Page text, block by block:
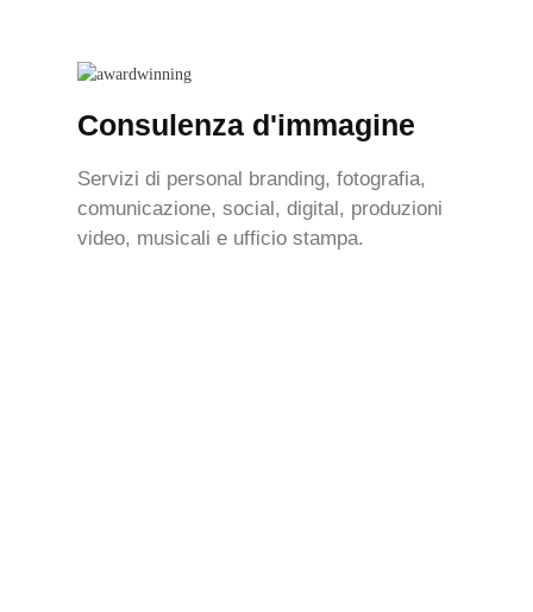
Consulenza d'immagine
Servizi di personal branding, fotografia,
comunicazione, social, digital, produzioni
video, musicali e ufficio stampa.